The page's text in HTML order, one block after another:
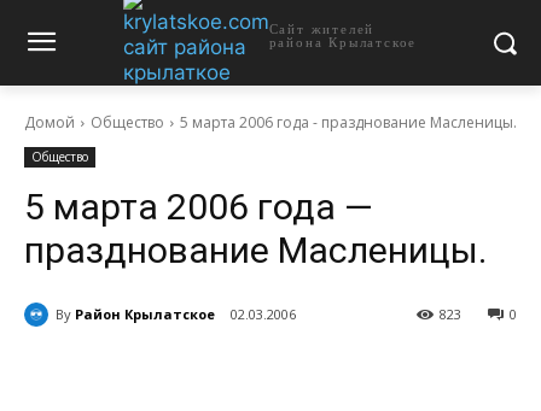
Сайт жителей
района Крылатское
Домой Общество 5 марта 2006 года - празднование Масленицы.
Общество
5 марта 2006 года —
празднование Масленицы.
By Район Крылатское 02.03.2006 0
823